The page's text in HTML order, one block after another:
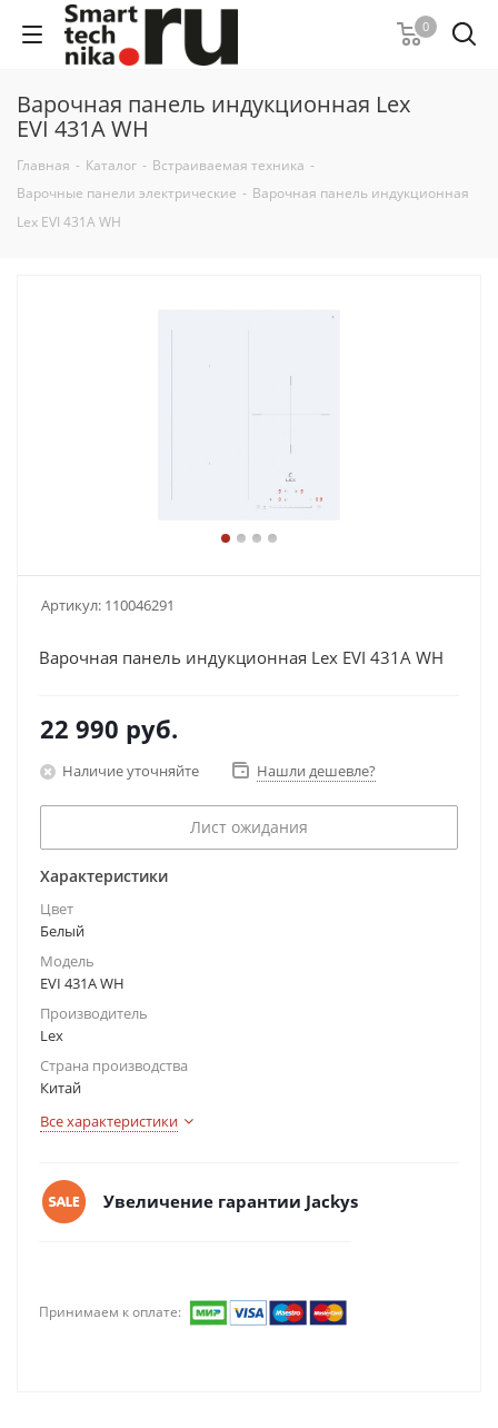
0
Варочная панель индукционная Lex
EVI 431A WH
Главная - Каталог - Встраиваемая техника -
Варочные панели электрические - Варочная панель индукционная
Lex EVI 431A WH
Артикул: 110046291
Варочная панель индукционная Lex EVI 431A WH
22 990 руб.
Наличие уточняйте Нашли дешевле?
Лист ожидания
Характеристики
Цвет
Белый
Модель
EVI 431A WH
Производитель
Lex
Страна производства
Китай
Все характеристики
Увеличение гарантии Jackys
Принимаем к оплате: